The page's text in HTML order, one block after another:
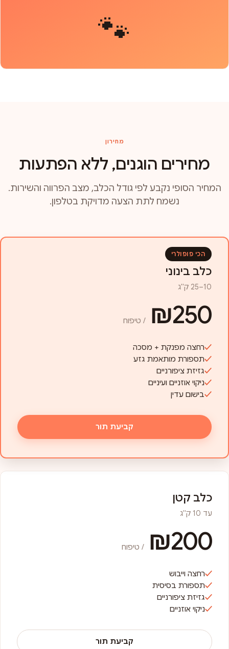
🐾
מחירון
מחירים הוגנים, ללא הפתעות
המחיר הסופי נקבע לפי גודל הכלב, מצב הפרווה והשירות.
נשמח לתת הצעה מדויקת בטלפון.
כלב קטן
עד 10 ק"ג
₪200 / טיפוח
רחצה וייבוש
תספורת בסיסית
גזיזת ציפורניים
ניקוי אוזניים
קביעת תור
הכי פופולרי
כלב בינוני
10–25 ק"ג
₪250 / טיפוח
רחצה מפנקת + מסכה
תספורת מותאמת גזע
גזיזת ציפורניים
ניקוי אוזניים ועיניים
בישום עדין
קביעת תור